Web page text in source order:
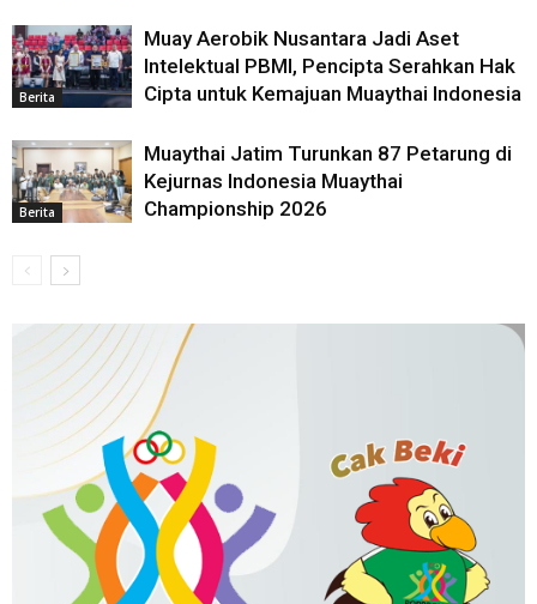
Berita
Muay Aerobik Nusantara Jadi Aset
Intelektual PBMI, Pencipta Serahkan Hak
Cipta untuk Kemajuan Muaythai Indonesia
Berita
Muaythai Jatim Turunkan 87 Petarung di
Kejurnas Indonesia Muaythai
Championship 2026